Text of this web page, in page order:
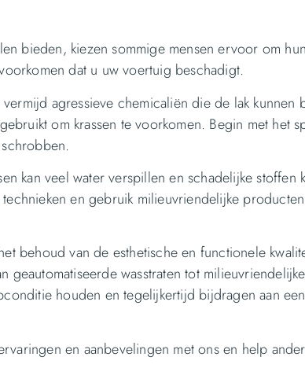
bieden, kiezen sommige mensen ervoor om
dat u uw voertuig beschadigt.
agressieve chemicaliën die de lak kunnen
om krassen te voorkomen. Begin met het
kan veel water verspillen en schadelijke stoffen
en gebruik milieuvriendelijke
behoud van de esthetische en functionele
wasstraten tot
houden en tegelijkertijd bijdragen aan
en aanbevelingen met ons en help